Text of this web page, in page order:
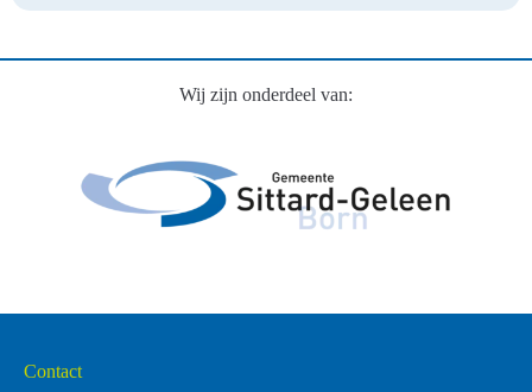
Wij zijn onderdeel van:
Contact